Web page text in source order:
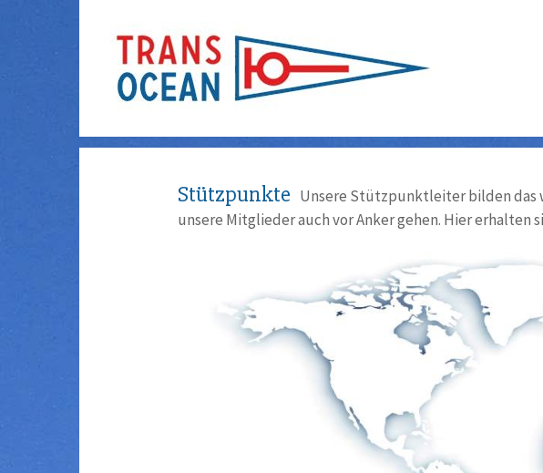
Stützpunkte Unsere Stützpunktleiter bilden das
unsere Mitglieder auch vor Anker gehen. Hier